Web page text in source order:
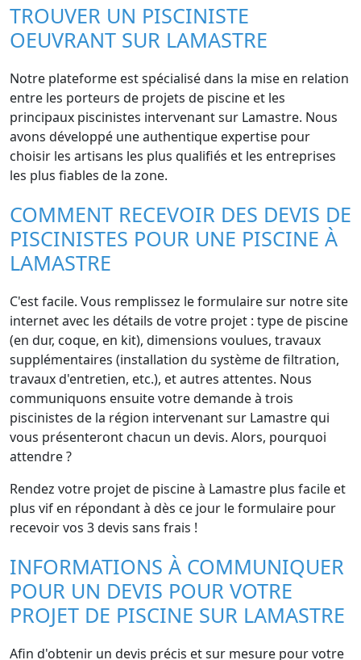
TROUVER UN PISCINISTE
OEUVRANT SUR LAMASTRE
Notre plateforme est spécialisé dans la mise en relation
entre les porteurs de projets de piscine et les
principaux piscinistes intervenant sur Lamastre. Nous
avons développé une authentique expertise pour
choisir les artisans les plus qualifiés et les entreprises
les plus fiables de la zone.
COMMENT RECEVOIR DES DEVIS DE
PISCINISTES POUR UNE PISCINE À
LAMASTRE
C'est facile. Vous remplissez le formulaire sur notre site
internet avec les détails de votre projet : type de piscine
(en dur, coque, en kit), dimensions voulues, travaux
supplémentaires (installation du système de filtration,
travaux d'entretien, etc.), et autres attentes. Nous
communiquons ensuite votre demande à trois
piscinistes de la région intervenant sur Lamastre qui
vous présenteront chacun un devis. Alors, pourquoi
attendre ?
Rendez votre projet de piscine à Lamastre plus facile et
plus vif en répondant à dès ce jour le formulaire pour
recevoir vos 3 devis sans frais !
INFORMATIONS À COMMUNIQUER
POUR UN DEVIS POUR VOTRE
PROJET DE PISCINE SUR LAMASTRE
Afin d'obtenir un devis précis et sur mesure pour votre